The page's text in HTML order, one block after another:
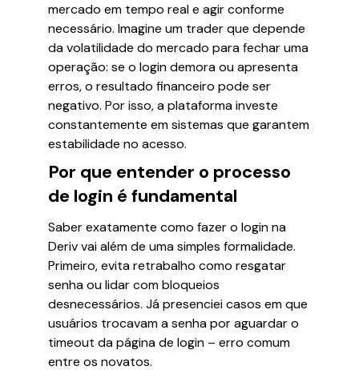
mercado em tempo real e agir conforme
necessário. Imagine um trader que depende
da volatilidade do mercado para fechar uma
operação: se o login demora ou apresenta
erros, o resultado financeiro pode ser
negativo. Por isso, a plataforma investe
constantemente em sistemas que garantem
estabilidade no acesso.
Por que entender o processo
de login é fundamental
Saber exatamente como fazer o login na
Deriv vai além de uma simples formalidade.
Primeiro, evita retrabalho como resgatar
senha ou lidar com bloqueios
desnecessários. Já presenciei casos em que
usuários trocavam a senha por aguardar o
timeout da página de login – erro comum
entre os novatos.